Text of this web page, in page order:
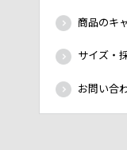
商品のキ
サイズ・
お問い合